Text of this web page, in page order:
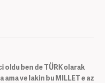
oldu ben de TÜRK olarak
ve lakin bu MILLET e az